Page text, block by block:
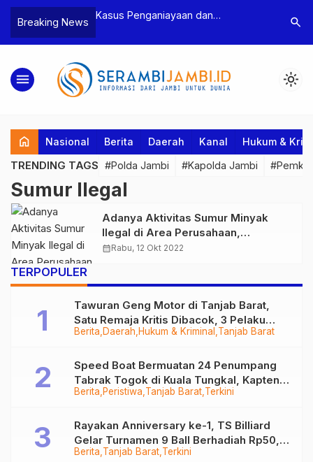
Breaking News
Bea Cukai
Pelaku beserta
dan 146 Gram
Kasus Penganiayaan dan
Tebo Tetapkan Dua Tersangka
Polres
Dua
search
menu light_mode
home Nasional Berita Daerah Kanal Hukum &
TRENDING TAGS #Polda Jambi #Kapolda Jambi
Sumur Ilegal
Adanya Aktivitas Sumur Minyak
Ilegal di Area Perusahaan,
Ditreskrimsus Polda Jambi Perikasa
calendar_monthRabu, 12 Okt 2022
TERPOPULER
Berita Daerah Hukum & Kriminal Tanjab Barat
Tawuran Geng Motor di Tanjab Barat,
Satu Remaja Kritis Dibacok, 3 Pelaku
Ditangkap
Berita Peristiwa Tanjab Barat Terkini
Speed Boat Bermuatan 24 Penumpang
Tabrak Togok di Kuala Tungkal, Kapten
Sempat Hilang
Berita Tanjab Barat Terkini
Rayakan Anniversary ke-1, TS Billiard
Gelar Turnamen 9 Ball Berhadiah Rp50,8
Juta